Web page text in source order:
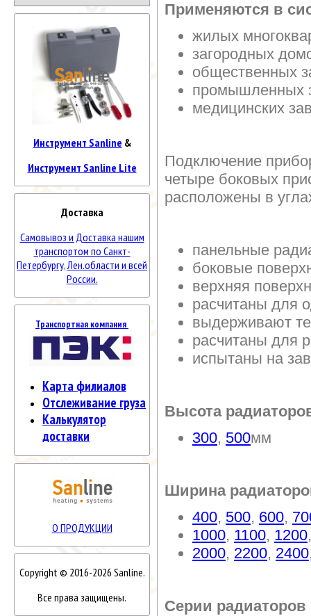
Инструмент Sanline &
Инструмент Sanline Lite
Доставка
Самовывоз и Доставка нашим
транспортом по Санкт-
Петербургу, Лен.области и всей
России.
Транспортная компания
Карта филиалов
Отслеживание груза
Калькулятор
доставки
О ПРОДУКЦИИ
Copyright © 2016-2026 Sanline.
Все права защищены.
Применяются в
жилых
загородных
общественных
промышленных
медицинских
Подключение
четыре боковых
расположены в
панельные
боковые
верхняя
расчитаны для
выдерживают
расчитаны для
испытаны на
Высота
300, 500мм
Ширина
400, 500, 600,
1000, 1100, 1200
2000, 2200, 2400
Серии